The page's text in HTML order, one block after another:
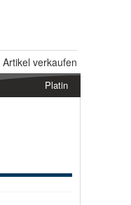
Artikel verkaufen
Platin